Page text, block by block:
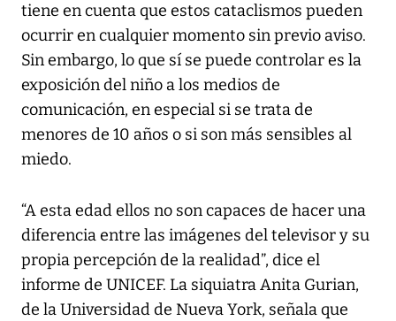
tiene en cuenta que estos cataclismos pueden
ocurrir en cualquier momento sin previo aviso.
Sin embargo, lo que sí se puede controlar es la
exposición del niño a los medios de
comunicación, en especial si se trata de
menores de 10 años o si son más sensibles al
miedo.
“A esta edad ellos no son capaces de hacer una
diferencia entre las imágenes del televisor y su
propia percepción de la realidad”, dice el
informe de UNICEF. La siquiatra Anita Gurian,
de la Universidad de Nueva York, señala que